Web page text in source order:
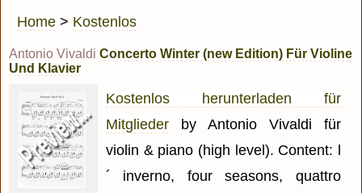
Home > Kostenlos
Antonio Vivaldi Concerto Winter (new Edition) Für Violine
Und Klavier
Kostenlos herunterladen für
Mitglieder by Antonio Vivaldi für
violin & piano (high level). Content: l
´ inverno, four seasons, quattro